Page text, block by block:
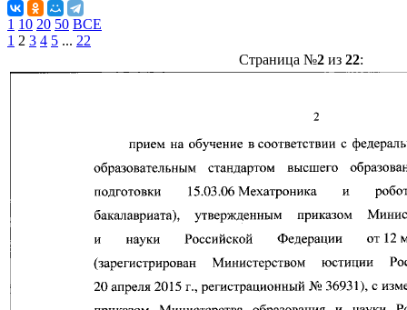
1 10 20 50 ВСЕ
1 2 3 4 5 ... 22
Страница №2из 22: